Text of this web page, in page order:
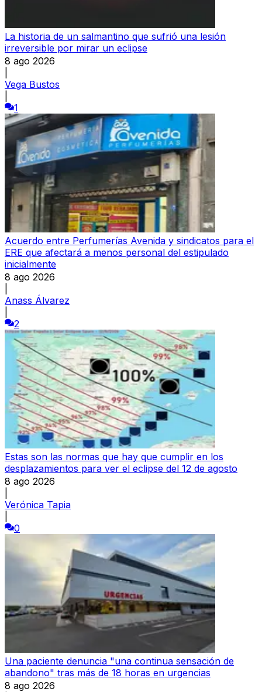
La historia de un salmantino que sufrió una lesión
irreversible por mirar un eclipse
8 ago 2026
Vega Bustos
1
Acuerdo entre Perfumerías Avenida y sindicatos para el
ERE que afectará a menos personal del estipulado
inicialmente
8 ago 2026
Anass Álvarez
2
Estas son las normas que hay que cumplir en los
desplazamientos para ver el eclipse del 12 de agosto
8 ago 2026
Verónica Tapia
0
Una paciente denuncia "una continua sensación de
abandono" tras más de 18 horas en urgencias
8 ago 2026